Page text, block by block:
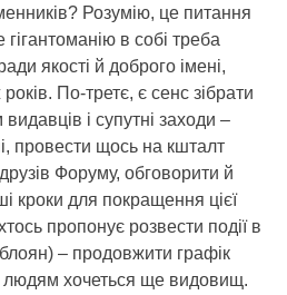
Розумію, це питання
в собі треба
якості й доброго імені,
По-третє, є сенс зібрати
і супутні заходи –
провести щось на кшталт
Форуму, обговорити й
кроки для покращення цієї
пропонує розвести події в
– продовжити графік
людям хочеться ще видовищ.